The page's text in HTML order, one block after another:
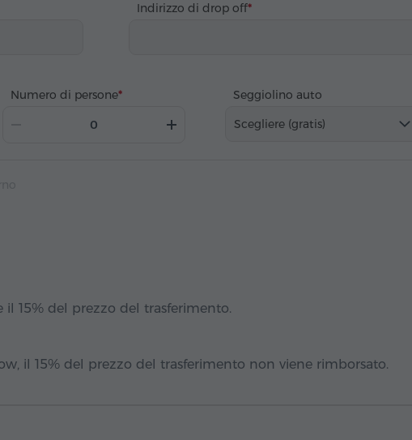
Indirizzo di drop off
Numero di persone
Seggiolino auto
Scegliere (gratis)
il 15% del prezzo del trasferimento.
il 15% del prezzo del trasferimento non viene rimborsato.